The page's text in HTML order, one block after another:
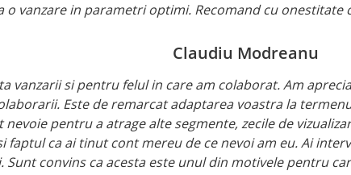
o vanzare in parametri optimi. Recomand cu onestitate
Claudiu Modreanu
vanzarii si pentru felul in care am colaborat. Am
Este de remarcat adaptarea voastra la
pentru a atrage alte segmente, zecile de
faptul ca ai tinut cont mereu de ce nevoi am eu. Ai
Sunt convins ca acesta este unul din motivele pentru